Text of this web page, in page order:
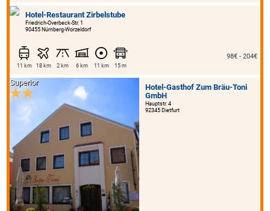
Hotel-Restaurant Zirbelstube
Friedrich-Overbeck-Str. 1
90455 Nürnberg-Worzeldorf
11 km 18 km 2 km 6 km 11 km 15 m
98€ - 204€
Hotel-Gasthof Zum Bräu-Toni
GmbH
Hauptstr. 4
92345 Dietfurt
Superior